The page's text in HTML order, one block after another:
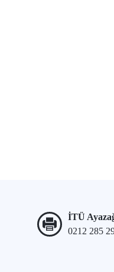
İTÜ
0212 285